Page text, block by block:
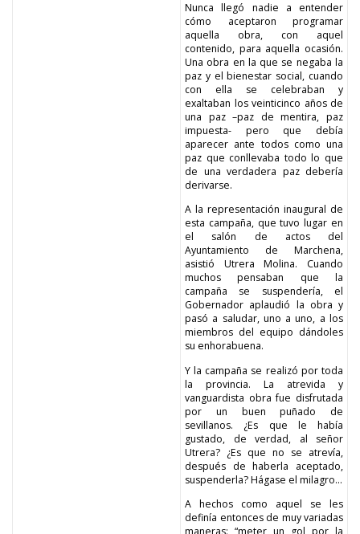
Nunca llegó nadie a entender
cómo aceptaron programar
aquella obra, con aquel
contenido, para aquella ocasión.
Una obra en la que se negaba la
paz y el bienestar social, cuando
con ella se celebraban y
exaltaban los veinticinco años de
una paz –paz de mentira, paz
impuesta- pero que debía
aparecer ante todos como una
paz que conllevaba todo lo que
de una verdadera paz debería
derivarse.
A la representación inaugural de
esta campaña, que tuvo lugar en
el salón de actos del
Ayuntamiento de Marchena,
asistió Utrera Molina. Cuando
muchos pensaban que la
campaña se suspendería, el
Gobernador aplaudió la obra y
pasó a saludar, uno a uno, a los
miembros del equipo dándoles
su enhorabuena.
Y la campaña se realizó por toda
la provincia. La atrevida y
vanguardista obra fue disfrutada
por un buen puñado de
sevillanos. ¿Es que le había
gustado, de verdad, al señor
Utrera? ¿Es que no se atrevía,
después de haberla aceptado,
suspenderla? Hágase el milagro…
A hechos como aquel se les
definía entonces de muy variadas
maneras: “meter un gol por la